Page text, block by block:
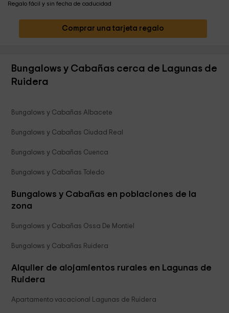
Regalo fácil y sin fecha de caducidad
Comprar una tarjeta regalo
Bungalows y Cabañas cerca de Lagunas de
Ruidera
Bungalows y Cabañas Albacete
Bungalows y Cabañas Ciudad Real
Bungalows y Cabañas Cuenca
Bungalows y Cabañas Toledo
Bungalows y Cabañas en poblaciones de la
zona
Bungalows y Cabañas Ossa De Montiel
Bungalows y Cabañas Ruidera
Alquiler de alojamientos rurales en Lagunas de
Ruidera
Apartamento vacacional Lagunas de Ruidera